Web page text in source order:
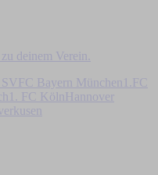
deinem Verein.
FC Bayern München
1.FC
1. FC Köln
Hannover